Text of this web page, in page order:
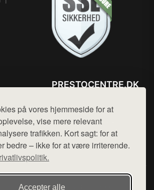
på vores hjemmeside for at
vise mere relevant
trafikken. Kort sagt: for at
bedre – ikke for at være irriterende.
Accepter alle
PRESTOCENTRE.DK
Mail: hej@want.dk
Cookie- og privatlivspolitik
af want.dk, der udgiver en række